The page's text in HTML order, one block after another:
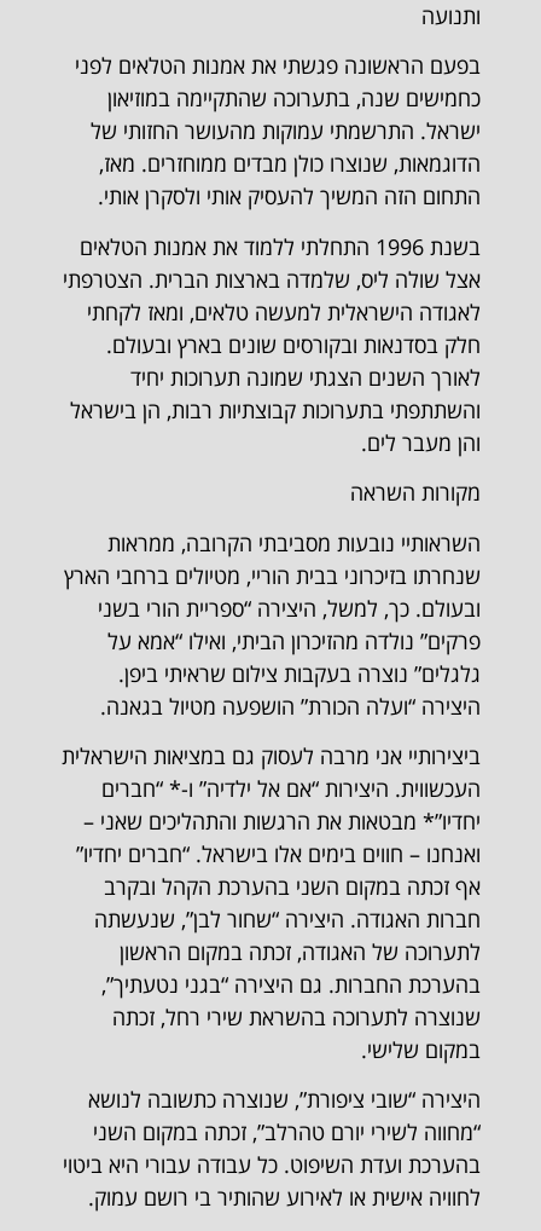
ותנועה
בפעם הראשונה פגשתי את אמנות הטלאים לפני
כחמישים שנה, בתערוכה שהתקיימה במוזיאון
ישראל. התרשמתי עמוקות מהעושר החזותי של
הדוגמאות, שנוצרו כולן מבדים ממוחזרים. מאז,
התחום הזה המשיך להעסיק אותי ולסקרן אותי.
בשנת 1996 התחלתי ללמוד את אמנות הטלאים
אצל שולה ליס, שלמדה בארצות הברית. הצטרפתי
לאגודה הישראלית למעשה טלאים, ומאז לקחתי
חלק בסדנאות ובקורסים שונים בארץ ובעולם.
לאורך השנים הצגתי שמונה תערוכות יחיד
והשתתפתי בתערוכות קבוצתיות רבות, הן בישראל
והן מעבר לים.
מקורות השראה
השראותיי נובעות מסביבתי הקרובה, ממראות
שנחרתו בזיכרוני בבית הוריי, מטיולים ברחבי הארץ
ובעולם. כך, למשל, היצירה “ספריית הורי בשני
פרקים” נולדה מהזיכרון הביתי, ואילו “אמא על
גלגלים” נוצרה בעקבות צילום שראיתי ביפן.
היצירה “ועלה הכורת” הושפעה מטיול בגאנה.
ביצירותיי אני מרבה לעסוק גם במציאות הישראלית
העכשווית. היצירות “אם אל ילדיה” ו-* “חברים
יחדיו”* מבטאות את הרגשות והתהליכים שאני –
ואנחנו – חווים בימים אלו בישראל. “חברים יחדיו”
אף זכתה במקום השני בהערכת הקהל ובקרב
חברות האגודה. היצירה “שחור לבן”, שנעשתה
לתערוכה של האגודה, זכתה במקום הראשון
בהערכת החברות. גם היצירה “בגני נטעתיך”,
שנוצרה לתערוכה בהשראת שירי רחל, זכתה
במקום שלישי.
היצירה “שובי ציפורת”, שנוצרה כתשובה לנושא
“מחווה לשירי יורם טהרלב”, זכתה במקום השני
בהערכת ועדת השיפוט. כל עבודה עבורי היא ביטוי
לחוויה אישית או לאירוע שהותיר בי רושם עמוק.